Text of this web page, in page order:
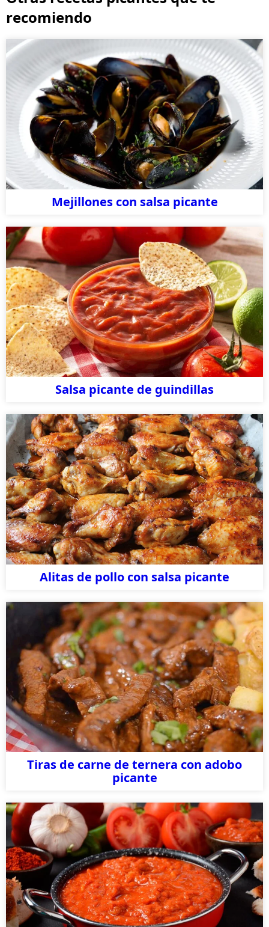
recomiendo
Mejillones con salsa picante
Salsa picante de guindillas
Alitas de pollo con salsa picante
Tiras de carne de ternera con adobo
picante